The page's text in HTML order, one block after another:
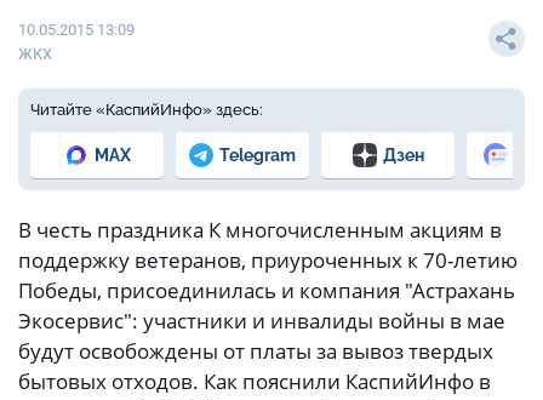
10.05.2015 13:09
ЖКХ
Читайте «КаспийИнфо» здесь:
MAX Telegram Дзен
В честь праздника К многочисленным акциям в
поддержку ветеранов, приуроченных к 70-летию
Победы, присоединилась и компания "Астрахань
Экосервис": участники и инвалиды войны в мае
будут освобождены от платы за вывоз твердых
бытовых отходов. Как пояснили КаспийИнфо в